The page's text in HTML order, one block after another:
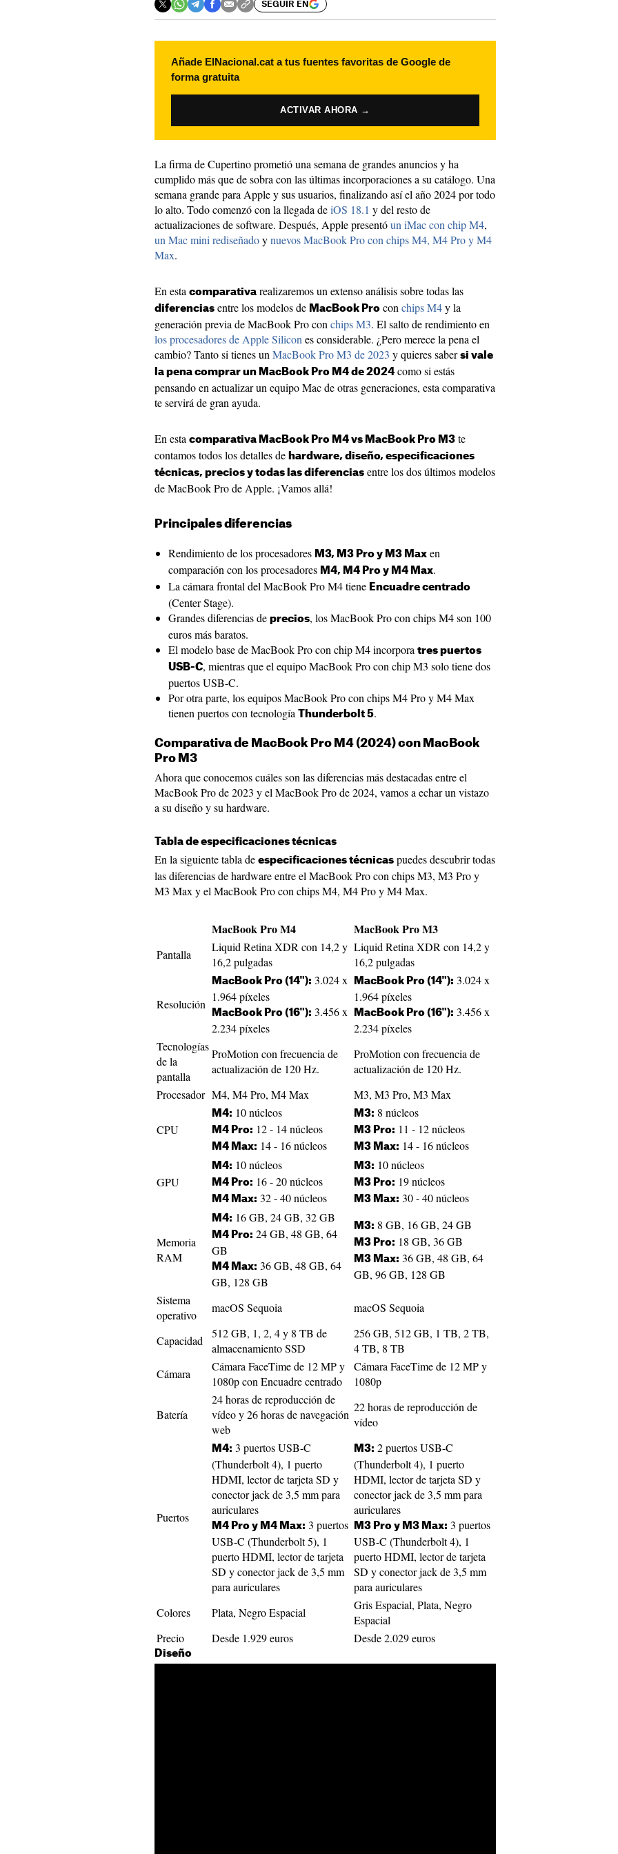
SEGUIR EN
Añade ElNacional.cat a tus fuentes favoritas de Google de
forma gratuita
ACTIVAR AHORA →
La firma de Cupertino prometió una semana de grandes anuncios y ha
cumplido más que de sobra con las últimas incorporaciones a su catálogo. Una
semana grande para Apple y sus usuarios, finalizando así el año 2024 por todo
lo alto. Todo comenzó con la llegada deiOS 18.1 y del resto de
actualizaciones de software. Después, Apple presentóun iMac con chip M4,
un Mac mini rediseñadoynuevos MacBook Pro con chips M4, M4 Pro y M4
Max.
En esta comparativa realizaremos un extenso análisis sobre todas las
diferencias entre los modelos de MacBook Pro con chips M4y la
generación previa de MacBook Pro con chips M3. El salto de rendimiento en
los procesadores de Apple Silicon es considerable. ¿Pero merece la pena el
cambio? Tanto si tienes un MacBook Pro M3 de 2023 y quieres saber si vale
la pena comprar un MacBook Pro M4 de 2024 como si estás
pensando en actualizar un equipo Mac de otras generaciones, esta comparativa
te servirá de gran ayuda.
En esta comparativa MacBook Pro M4 vs MacBook Pro M3 te
contamos todos los detalles de hardware, diseño, especificaciones
técnicas, precios y todas las diferencias entre los dos últimos modelos
de MacBook Pro de Apple. ¡Vamos allá!
Principales diferencias
Rendimiento de los procesadores M3, M3 Pro y M3 Max en
comparación con los procesadores M4, M4 Pro y M4 Max.
La cámara frontal del MacBook Pro M4 tiene Encuadre centrado
(Center Stage).
Grandes diferencias de precios, los MacBook Pro con chips M4 son 100
euros más baratos.
El modelo base de MacBook Pro con chip M4 incorpora tres puertos
USB-C, mientras que el equipo MacBook Pro con chip M3 solo tiene dos
puertos USB-C.
Por otra parte, los equipos MacBook Pro con chips M4 Pro y M4 Max
tienen puertos con tecnología
Thunderbolt 5.
Comparativa de MacBook Pro M4 (2024) con MacBook
Pro M3
Ahora que conocemos cuáles son las diferencias más destacadas entre el
MacBook Pro de 2023 y el MacBook Pro de 2024, vamos a echar un vistazo
a su diseño y su hardware.
Tabla de especificaciones técnicas
En la siguiente tabla de especificaciones técnicas puedes descubrir todas
las diferencias de hardware entre el MacBook Pro con chips M3, M3 Pro y
M3 Max y el MacBook Pro con chips M4, M4 Pro y M4 Max.
MacBook Pro M4 MacBook Pro M3
Pantalla
Liquid Retina XDR con 14,2 y
16,2 pulgadas
Liquid Retina XDR con 14,2 y
16,2 pulgadas
Resolución
MacBook Pro (14"): 3.024 x
1.964 píxeles
MacBook Pro (16"): 3.456 x
2.234 píxeles
MacBook Pro (14"): 3.024 x
1.964 píxeles
MacBook Pro (16"): 3.456 x
2.234 píxeles
Tecnologías
de la
pantalla
ProMotion con frecuencia de
actualización de 120 Hz.
ProMotion con frecuencia de
actualización de 120 Hz.
Procesador M4, M4 Pro, M4 Max M3, M3 Pro, M3 Max
CPU
M4: 10 núcleos
M4 Pro: 12 - 14 núcleos
M4 Max: 14 - 16 núcleos
M3: 8 núcleos
M3 Pro: 11 - 12 núcleos
M3 Max: 14 - 16 núcleos
GPU
M4: 10 núcleos
M4 Pro: 16 - 20 núcleos
M4 Max: 32 - 40 núcleos
M3: 10 núcleos
M3 Pro: 19 núcleos
M3 Max: 30 - 40 núcleos
Memoria
RAM
M4: 16 GB, 24 GB, 32 GB
M4 Pro: 24 GB, 48 GB, 64
GB
M4 Max: 36 GB, 48 GB, 64
GB, 128 GB
M3: 8 GB, 16 GB, 24 GB
M3 Pro: 18 GB, 36 GB
M3 Max: 36 GB, 48 GB, 64
GB, 96 GB, 128 GB
Sistema
operativo
macOS Sequoia macOS Sequoia
Capacidad
512 GB, 1, 2, 4 y 8 TB de
almacenamiento SSD
256 GB, 512 GB, 1 TB, 2 TB,
4 TB, 8 TB
Cámara
Cámara FaceTime de 12 MP y
1080p con Encuadre centrado
Cámara FaceTime de 12 MP y
1080p
Batería
24 horas de reproducción de
vídeo y 26 horas de navegación
web
22 horas de reproducción de
vídeo
Puertos
M4: 3 puertos USB-C
(Thunderbolt 4), 1 puerto
HDMI, lector de tarjeta SD y
conector jack de 3,5 mm para
auriculares
M4 Pro y M4 Max: 3 puertos
USB-C (Thunderbolt 5), 1
puerto HDMI, lector de tarjeta
SD y conector jack de 3,5 mm
para auriculares
M3: 2 puertos USB-C
(Thunderbolt 4), 1 puerto
HDMI, lector de tarjeta SD y
conector jack de 3,5 mm para
auriculares
M3 Pro y M3 Max: 3 puertos
USB-C (Thunderbolt 4), 1
puerto HDMI, lector de tarjeta
SD y conector jack de 3,5 mm
para auriculares
Colores
Plata, Negro Espacial
Gris Espacial, Plata, Negro
Espacial
Precio
Desde 1.929 euros Desde 2.029 euros
Diseño